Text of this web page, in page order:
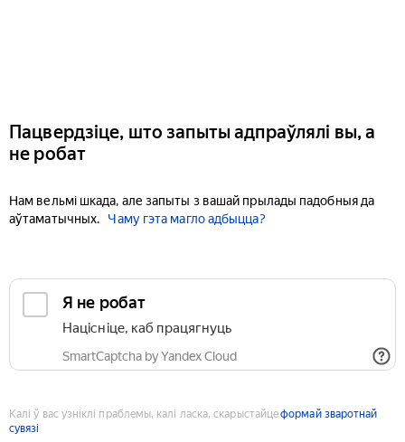
Пацвердзіце, што запыты адпраўлялі вы, а
не робат
Нам вельмі шкада, але запыты з вашай прылады падобныя да
аўтаматычных.
Чаму гэта магло адбыцца?
Я не робат
Націсніце, каб працягнуць
SmartCaptcha by Yandex Cloud
Калі ў вас узніклі праблемы, калі ласка, скарыстайцеформай зваротнай
сувязі